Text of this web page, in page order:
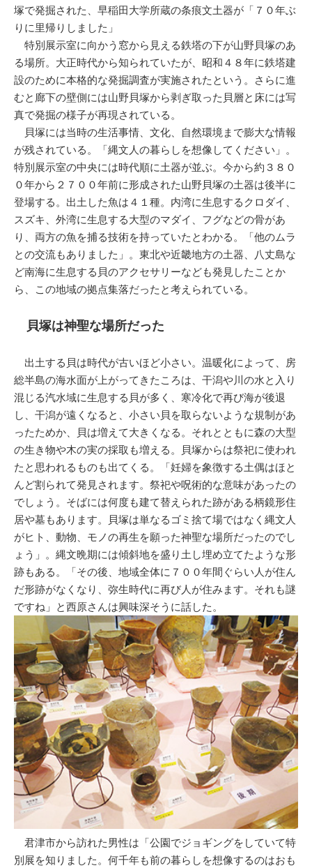
塚で発掘された、早稲田大学所蔵の条痕文土器が「７０年ぶ
りに里帰りしました」
特別展示室に向かう窓から見える鉄塔の下が山野貝塚のあ
る場所。大正時代から知られていたが、昭和４８年に鉄塔建
設のために本格的な発掘調査が実施されたという。さらに進
むと廊下の壁側には山野貝塚から剥ぎ取った貝層と床には写
真で発掘の様子が再現されている。
貝塚には当時の生活事情、文化、自然環境まで膨大な情報
が残されている。「縄文人の暮らしを想像してください」。
特別展示室の中央には時代順に土器が並ぶ。今から約３８０
０年から２７００年前に形成された山野貝塚の土器は後半に
登場する。出土した魚は４１種。内湾に生息するクロダイ、
スズキ、外湾に生息する大型のマダイ、フグなどの骨があ
り、両方の魚を捕る技術を持っていたとわかる。「他のムラ
との交流もありました」。東北や近畿地方の土器、八丈島な
ど南海に生息する貝のアクセサリーなども発見したことか
ら、この地域の拠点集落だったと考えられている。
貝塚は神聖な場所だった
出土する貝は時代が古いほど小さい。温暖化によって、房
総半島の海水面が上がってきたころは、干潟や川の水と入り
混じる汽水域に生息する貝が多く、寒冷化で再び海が後退
し、干潟が遠くなると、小さい貝を取らないような規制があ
ったためか、貝は増えて大きくなる。それとともに森の大型
の生き物や木の実の採取も増える。貝塚からは祭祀に使われ
たと思われるものも出てくる。「妊婦を象徴する土偶はほと
んど割られて発見されます。祭祀や呪術的な意味があったの
でしょう。そばには何度も建て替えられた跡がある柄鏡形住
居や墓もあります。貝塚は単なるゴミ捨て場ではなく縄文人
がヒト、動物、モノの再生を願った神聖な場所だったのでし
ょう」。縄文晩期には傾斜地を盛り土し埋め立てたような形
跡もある。「その後、地域全体に７００年間ぐらい人が住ん
だ形跡がなくなり、弥生時代に再び人が住みます。それも謎
ですね」と西原さんは興味深そうに話した。
君津市から訪れた男性は「公園でジョギングをしていて特
別展を知りました。何千年も前の暮らしを想像するのはおも